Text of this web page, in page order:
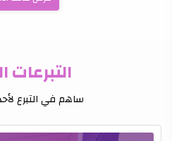
التبرعات
ساهم في التبرع